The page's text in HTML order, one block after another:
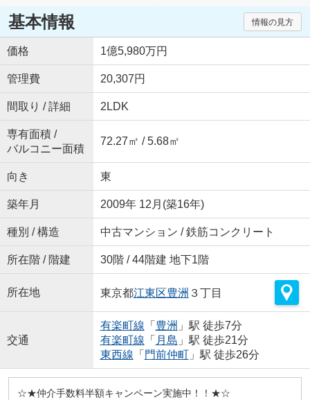
基本情報 情報の見方
価格 1億5,980万円
管理費 20,307円
間取り / 詳細 2LDK
専有面積 /
バルコニー面積
72.27㎡ / 5.68㎡
向き 東
築年月 2009年 12月(築16年)
種別 / 構造 中古マンション / 鉄筋コンクリート
所在階 / 階建 30階 / 44階建 地下1階
所在地 東京都江東区豊洲 ３丁目
交通
有楽町線 「 豊洲 」駅 徒歩7分
有楽町線 「 月島 」駅 徒歩21分
東西線 「 門前仲町」駅 徒歩26分
☆★仲介手数料半額キャンペーン実施中！！★☆